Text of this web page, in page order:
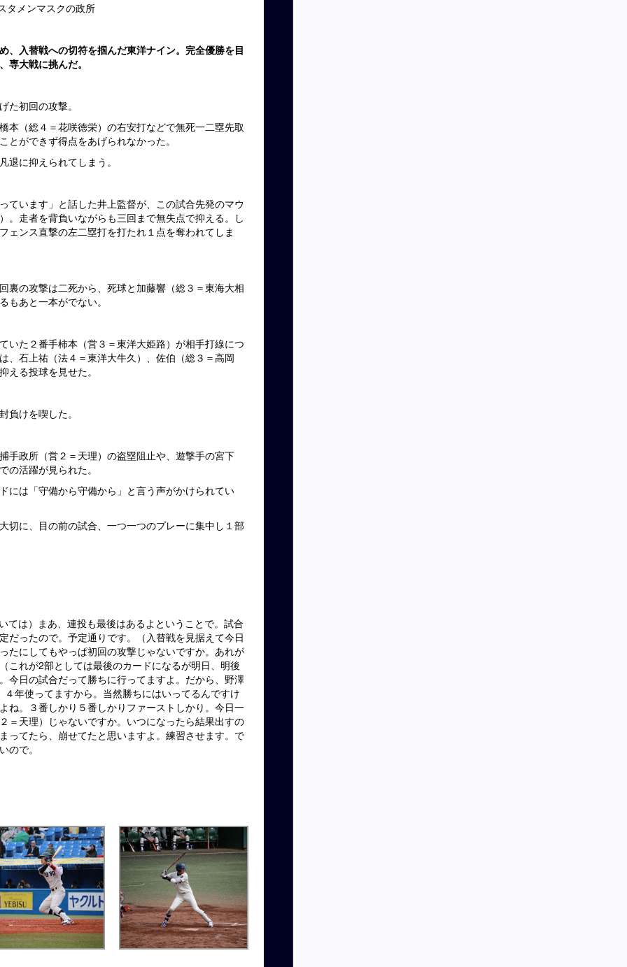
タメンマスクの政所
入替戦への切符を掴んだ東洋ナイン。完全優勝を目
専大戦に挑んだ。
初回の攻撃。
本（総４＝花咲徳栄）の右安打などで無死一二塁先取
ができず得点をあげられなかった。
退に抑えられてしまう。
います」と話した井上監督が、この試合先発のマウ
。走者を背負いながらも三回まで無失点で抑える。し
ェンス直撃の左二塁打を打たれ１点を奪われてしま
の攻撃は二死から、死球と加藤響（総３＝東海大相
もあと一本がでない。
た２番手柿本（営３＝東洋大姫路）が相手打線につ
、石上祐（法４＝東洋大牛久）、佐伯（総３＝高岡
える投球を見せた。
けを喫した。
政所（営２＝天理）の盗塁阻止や、遊撃手の宮下
の活躍が見られた。
には「守備から守備から」と言う声がかけられてい
切に、目の前の試合、一つ一つのプレーに集中し１部
は）まあ、連投も最後はあるよということで。試合
だったので。予定通りです。（入替戦を見据えて今日
たにしてもやっぱ初回の攻撃じゃないですか。あれが
これが2部としては最後のカードになるが明日、明後
今日の試合だって勝ちに行ってますよ。だから、野澤
年使ってますから。当然勝ちにはいってるんですけ
ね。３番しかり５番しかりファーストしかり。今日一
＝天理）じゃないですか。いつになったら結果出すの
ってたら、崩せてたと思いますよ。練習させます。で
ので。